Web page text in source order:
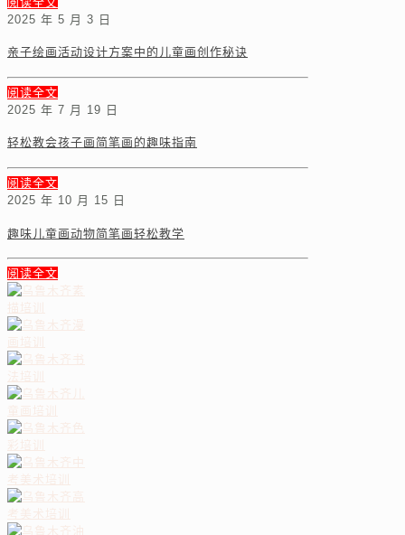
2025 年 5 月 3 日
亲子绘画活动设计方案中的儿童画创作秘诀
阅读全文
2025 年 7 月 19 日
轻松教会孩子画简笔画的趣味指南
阅读全文
2025 年 10 月 15 日
趣味儿童画动物简笔画轻松教学
阅读全文